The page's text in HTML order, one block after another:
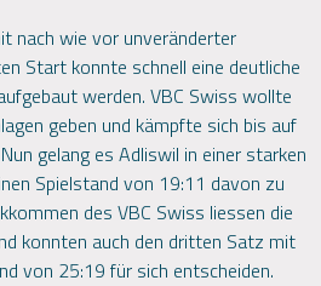
nach wie vor unveränderter
Start konnte schnell eine deutliche
werden. VBC Swiss wollte
geben und kämpfte sich bis auf
gelang es Adliswil in einer starken
Spielstand von 19:11 davon zu
des VBC Swiss liessen die
konnten auch den dritten Satz mit
von 25:19 für sich entscheiden.